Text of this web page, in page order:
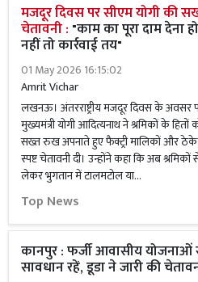
मजदूर दिवस पर सीएम योगी की
चेतावनी : "काम का पूरा दाम देना
नहीं तो कार्रवाई तय"
01 May 2026 16:15:02
Amrit Vichar
लखनऊ। अंतरराष्ट्रीय मजदूर दिवस के अवसर
मुख्यमंत्री योगी आदित्यनाथ ने श्रमिकों के
सख्त रुख अपनाते हुए फैक्ट्री मालिकों और
स्पष्ट चेतावनी दी। उन्होंने कहा कि अब
लेकर भुगतान में टालमटोल या...
Top News
कानपुर : फर्जी आवासीय
सावधान रहें, डूडा ने जारी की